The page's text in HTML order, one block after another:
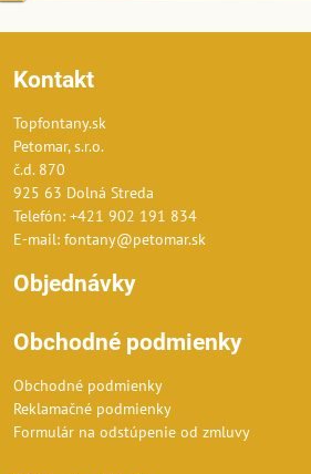
Kontakt
Topfontany.sk
Petomar, s.r.o.
č.d. 870
925 63 Dolná Streda
Telefón: +421 902 191 834
E-mail: fontany@petomar.sk
Objednávky
Obchodné podmienky
Obchodné podmienky
Reklamačné podmienky
Formulár na odstúpenie od zmluvy